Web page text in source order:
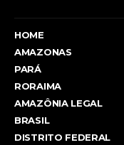
HOME
AMAZONAS
PARÁ
RORAIMA
AMAZÔNIA LEGAL
BRASIL
DISTRITO FEDERAL